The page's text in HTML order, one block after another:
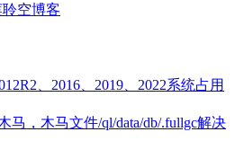
空博客
、2016、2019、2022系统占用
马，木马文件/ql/data/db/.fullgc解决